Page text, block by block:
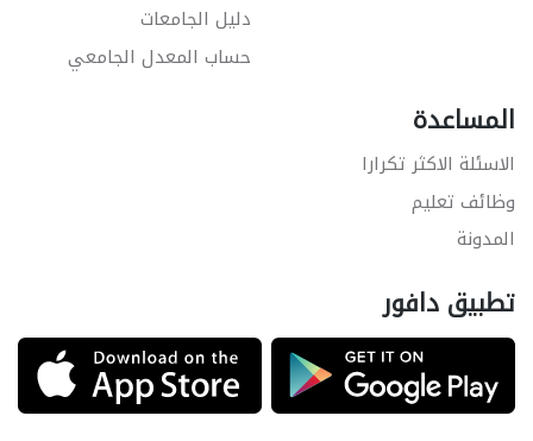
دليل الجامعات
حساب المعدل الجامعي
المساعدة
الاسئلة الاكثر تكرارا
وظائف تعليم
المدونة
تطبيق دافور